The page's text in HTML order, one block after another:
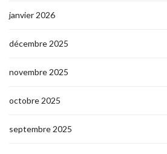
janvier 2026
décembre 2025
novembre 2025
octobre 2025
septembre 2025